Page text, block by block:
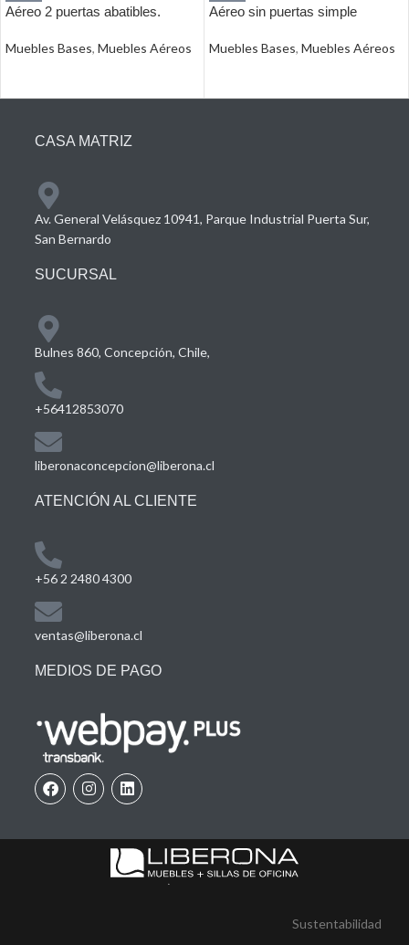
Aéreo 2 puertas abatibles.
Muebles Bases, Muebles Aéreos
Aéreo sin puertas simple
Muebles Bases, Muebles Aéreos
CASA MATRIZ
Av. General Velásquez 10941, Parque Industrial Puerta Sur,
San Bernardo
SUCURSAL
Bulnes 860, Concepción, Chile,
+56412853070
liberonaconcepcion@liberona.cl
ATENCIÓN AL CLIENTE
+56 2 2480 4300
ventas@liberona.cl
MEDIOS DE PAGO
Sustentabilidad